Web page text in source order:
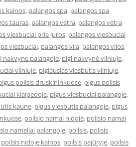
kainos, palangos spa, palangos spa
tauras, palangos vėtra, palangos vėtra
viesbuciai prie juros, palangos viesbuciai
viezbuciai, palangos vila, palangos vilos,
nakvyne palangoje, pigi nakvynė vilniuje,
vilniuje, pigiausias viesbutis vilniuje,
poilsis druskininkuose, pigus poilsis
klaipedoje, pigus viesbuciai palangoje,
kaune, pigus viesbutis palangoje, pigus
, poilsio namai nidoje, poilsio namai
nameliai palangoje, poilsis, poilsis
poilsis nidoje kainos, poilsis pajūryje, poilsis